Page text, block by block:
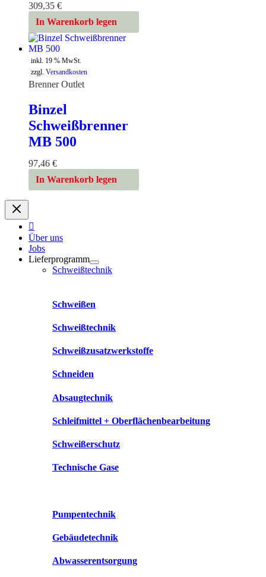
309,35 €
In Warenkorb legen
inkl. 19 % MwSt.
zzgl. Versandkosten
Brenner Outlet
Binzel
Schweißbrenner
MB 500
97,46 €
In Warenkorb legen
Über uns
Jobs
Lieferprogramm
Schweißtechnik
Schweißen
Schweißtechnik
Schweißzusatzwerkstoffe
Schneiden
Absaugtechnik
Schleifmittel + Oberflächenbearbeitung
Schweißerschutz
Technische Gase
Pumpentechnik
Gebäudetechnik
Abwasserentsorgung